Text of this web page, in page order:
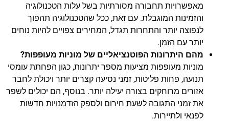
מאפשרויות תחבורה מסורתיות בשל עלות הטכנולוגיה
והזמינות המוגבלת. עם זאת, ככל שהטכנולוגיה תהפוך
לנפוצה יותר והתחרות תגדל, המחירים צפויים להיות נוחים
יותר עם הזמן.
מהם היתרונות הפוטנציאליים של מוניות מעופפות?
מוניות מעופפות מציעות מספר יתרונות, כגון הפחתת עומסי
תנועה, פחות פליטות, זמני נסיעה קצרים יותר ויכולת לחבר
אזורים מרוחקים בצורה יעילה יותר. בנוסף, הם יכולים לשפר
את זמני התגובה לשעת חירום ולספק הזדמנויות חדשות
לפנאי ולתיירות.